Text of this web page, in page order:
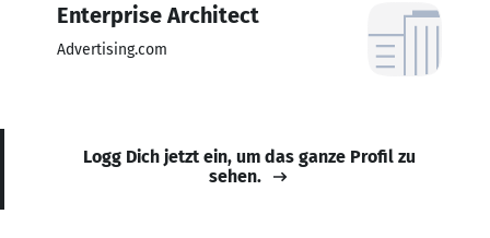
Enterprise Architect
Advertising.com
Logg Dich jetzt ein, um das ganze Profil zu
sehen.